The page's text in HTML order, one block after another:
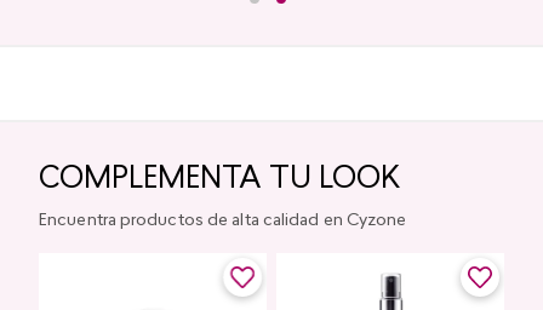
COMPLEMENTA TU LOOK
Encuentra productos de alta calidad en Cyzone